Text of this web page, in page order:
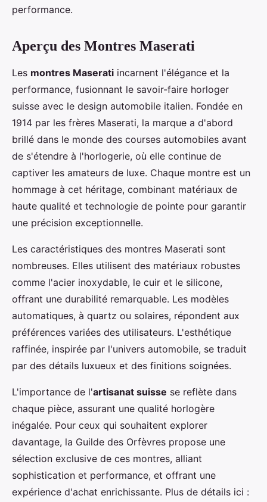
performance.
Aperçu des Montres Maserati
Les montres Maserati incarnent l'élégance et la
performance, fusionnant le savoir-faire horloger
suisse avec le design automobile italien. Fondée en
1914 par les frères Maserati, la marque a d'abord
brillé dans le monde des courses automobiles avant
de s'étendre à l'horlogerie, où elle continue de
captiver les amateurs de luxe. Chaque montre est un
hommage à cet héritage, combinant matériaux de
haute qualité et technologie de pointe pour garantir
une précision exceptionnelle.
Les caractéristiques des montres Maserati sont
nombreuses. Elles utilisent des matériaux robustes
comme l'acier inoxydable, le cuir et le silicone,
offrant une durabilité remarquable. Les modèles
automatiques, à quartz ou solaires, répondent aux
préférences variées des utilisateurs. L'esthétique
raffinée, inspirée par l'univers automobile, se traduit
par des détails luxueux et des finitions soignées.
L'importance de l'artisanat suisse se reflète dans
chaque pièce, assurant une qualité horlogère
inégalée. Pour ceux qui souhaitent explorer
davantage, la Guilde des Orfèvres propose une
sélection exclusive de ces montres, alliant
sophistication et performance, et offrant une
expérience d'achat enrichissante. Plus de détails ici :